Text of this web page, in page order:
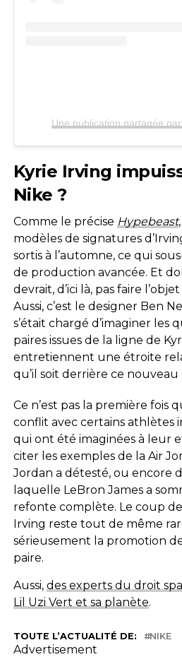
Kyrie Irving
Nike ?
Comme le précise Hypebeast
modèles de signatures
sortis à l’automne, ce qui
de production avancée. Et
devrait, d’ici là, pas faire
Aussi, c’est le designer Ben
s’était chargé d’imaginer les
paires issues de la ligne de
entretiennent une étroite
qu’il soit derrière ce nouveau
Ce n’est pas la première fois
conflit avec certains athlètes
qui ont été imaginées à leur
citer les exemples de la Air
Jordan a détesté, ou encore
laquelle LeBron James a
refonte complète. Le coup
Irving reste tout de même
sérieusement la promotion
paire.
Aussi, des experts du droit
Lil Uzi Vert et sa planète.
TOUTE L’ACTUALITÉ DE: NIKE
Advertisement